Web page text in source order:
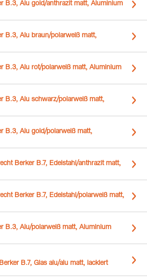
B.3, Alu gold/anthrazit matt, Aluminium
B.3, Alu braun/polarweiß matt,
B.3, Alu rot/polarweiß matt, Aluminium
B.3, Alu schwarz/polarweiß matt,
B.3, Alu gold/polarweiß matt,
Berker B.7, Edelstahl/anthrazit matt,
Berker B.7, Edelstahl/polarweiß matt,
B.3, Alu/polarweiß matt, Aluminium
B.7, Glas alu/alu matt, lackiert